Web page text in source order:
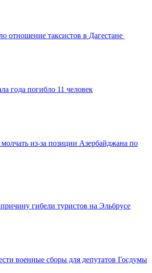
отношение таксистов в Дагестане
года погибло 11 человек
из-за позиции Азербайджана по
гибели туристов на Эльбрусе
военные сборы для депутатов Госдумы